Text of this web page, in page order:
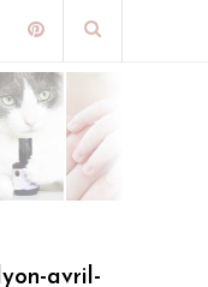
avril-